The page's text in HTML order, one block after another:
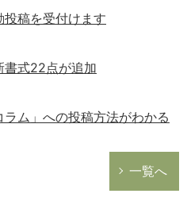
稿を受付けます
書式22点が追加
ラム」への投稿方法がわかる
一覧へ